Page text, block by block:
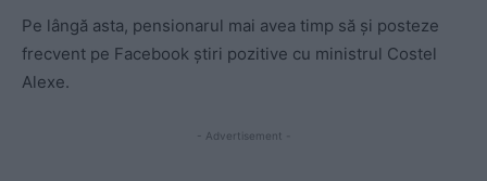
Pe lângă asta, pensionarul mai avea timp să și posteze
frecvent pe Facebook știri pozitive cu ministrul Costel
Alexe.
- Advertisement -